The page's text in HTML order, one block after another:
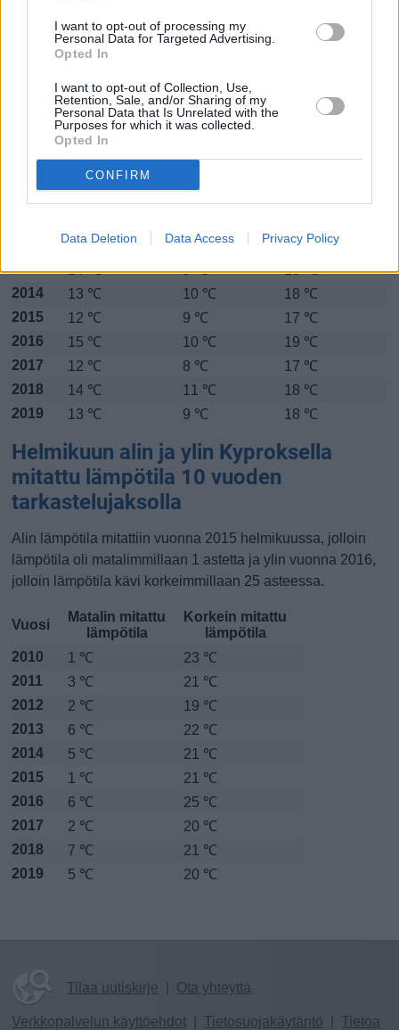
I want to opt-out of processing my
Personal Data for Targeted Advertising.
Opted In
I want to opt-out of Collection, Use,
Retention, Sale, and/or Sharing of my
Personal Data that Is Unrelated with the
Purposes for which it was collected.
Opted In
CONFIRM
Data Deletion Data Access Privacy Policy
Helmikuun keskilämpötila Kyproksella
10 vuoden tarkastelujaksolla
Mikä on Kyproksen tavanomainen lämpötila helmikuussa.
Vuosi
Vuorokauden
keskilämpötila
lämpötila
lämpötila
11 ℃ 7 ℃
16 ℃
2013
14 ℃ 9 ℃
18 ℃
2014
13 ℃ 10 ℃
18 ℃
2015
12 ℃ 9 ℃
17 ℃
2016
15 ℃ 10 ℃
19 ℃
2017
12 ℃ 8 ℃
17 ℃
2018
14 ℃ 11 ℃
18 ℃
2019
13 ℃ 9 ℃ 18 ℃
Helmikuun alin ja ylin Kyproksella
mitattu lämpötila 10 vuoden
tarkastelujaksolla
Alin lämpötila mitattiin vuonna 2015 helmikuussa, jolloin
lämpötila oli matalimmillaan 1 astetta ja ylin vuonna 2016,
jolloin lämpötila kävi korkeimmillaan 25 asteessa.
Vuosi
Matalin mitattu
lämpötila
Korkein mitattu
lämpötila
2010
1 ℃
23 ℃
2011
3 ℃
21 ℃
2012
2 ℃
19 ℃
2013
6 ℃
22 ℃
2014
5 ℃
21 ℃
2015
1 ℃
21 ℃
2016
6 ℃
25 ℃
2017
2 ℃
20 ℃
2018
7 ℃
21 ℃
2019
5 ℃ 20 ℃
Tilaa uutiskirje Ota yhteyttä
Verkkopalvelun käyttöehdot Tietosuojakäytäntö Tietoa